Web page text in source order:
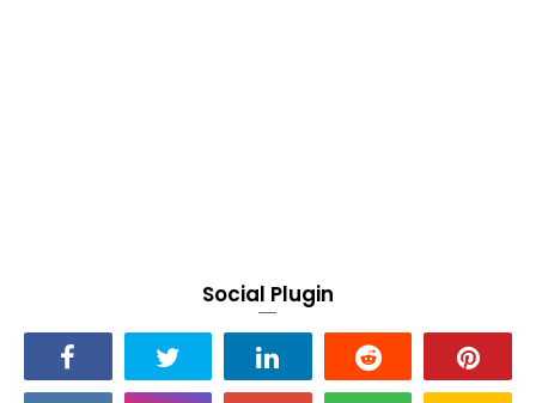
Social Plugin